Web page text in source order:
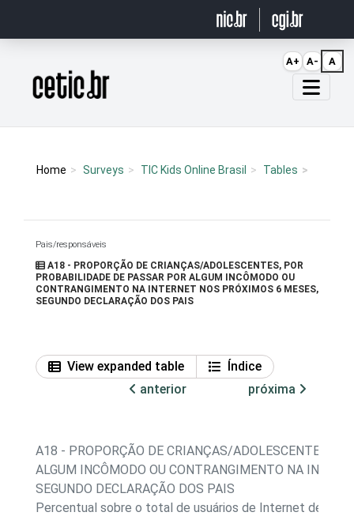
Página inicial
Home Surveys TIC Kids Online Brasil Tables
Pais/responsáveis
A18 - PROPORÇÃO DE CRIANÇAS/ADOLESCENTES, POR
PROBABILIDADE DE PASSAR POR ALGUM INCÔMODO OU
CONTRANGIMENTO NA INTERNET NOS PRÓXIMOS 6 MESES,
SEGUNDO DECLARAÇÃO DOS PAIS
View expanded table
Índice
anterior
próxima
A18 - PROPORÇÃO DE CRIANÇAS/ADOLESCENTES,
ALGUM INCÔMODO OU CONTRANGIMENTO NA
SEGUNDO DECLARAÇÃO DOS PAIS
Percentual sobre o total de usuários de Internet de 9 a
A+ A- A